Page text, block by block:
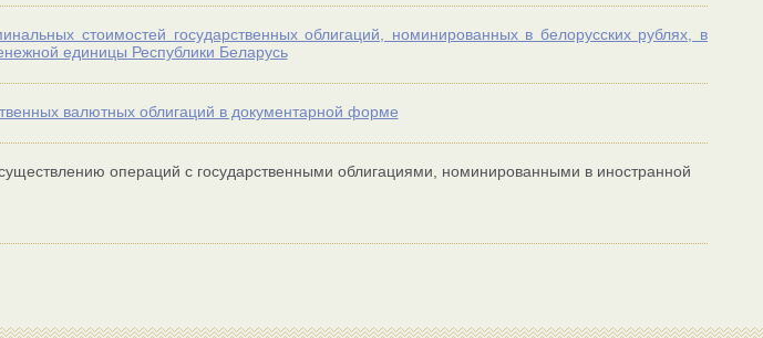
стоимостей государственных облигаций, номинированных в белорусских рублях, в
единицы Республики Беларусь
валютных облигаций в документарной форме
операций с государственными облигациями, номинированными в иностранной